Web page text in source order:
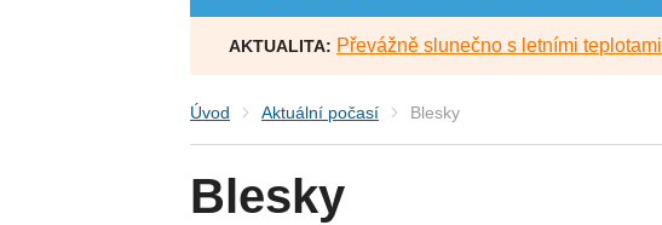
AKTUALITA: Převážně slunečno s letními teplotami
Úvod Aktuální počasí Blesky
Blesky